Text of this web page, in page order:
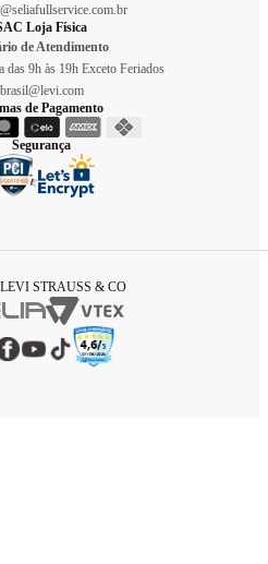
Loja Física
de Atendimento
das 9h às 19h Exceto Feriados
brasil@levi.com
de Pagamento
Segurança
STRAUSS & CO